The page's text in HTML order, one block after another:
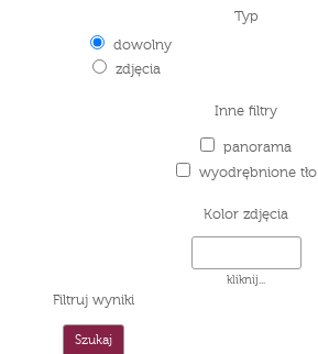
Typ
dowolny
zdjęcia
Inne filtry
panorama
wyodrębnione tło
Kolor zdjęcia
kliknij...
Filtruj wyniki